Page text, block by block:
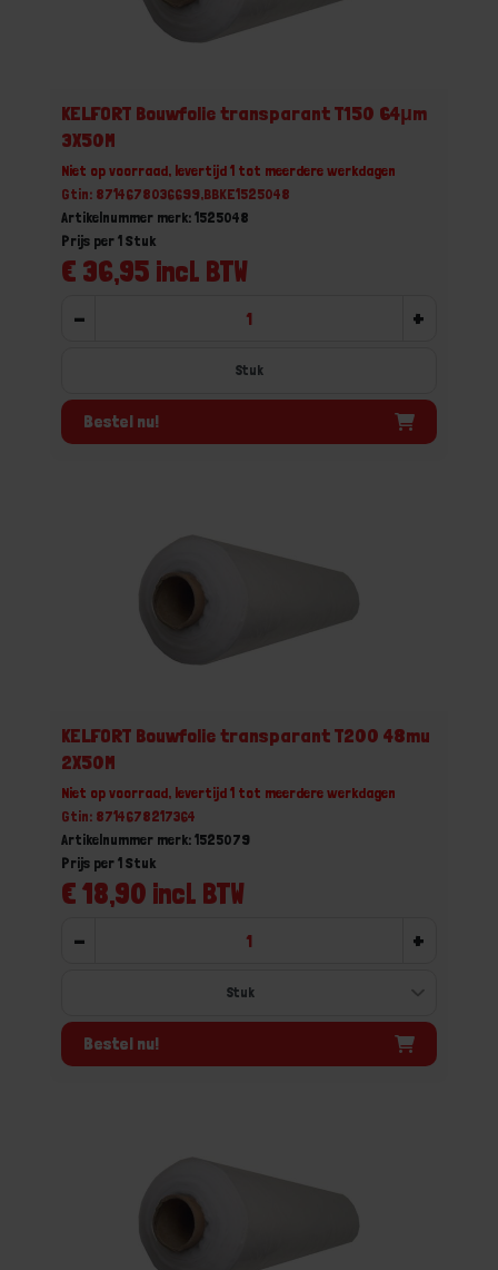
KELFORT Bouwfolie transparant T150 64μm
3X50M
Niet op voorraad, levertijd 1 tot meerdere werkdagen
Gtin: 8714678036699,BBKE1525048
Artikelnummer merk: 1525048
€ 36,95 incl. BTW
Prijs per 1 Stuk
- +
Stuk
Bestel nu!
KELFORT Bouwfolie transparant T200 48mu
2X50M
Niet op voorraad, levertijd 1 tot meerdere werkdagen
Gtin: 8714678217364
Artikelnummer merk: 1525079
€ 18,90 incl. BTW
Prijs per 1 Stuk
- +
Bestel nu!